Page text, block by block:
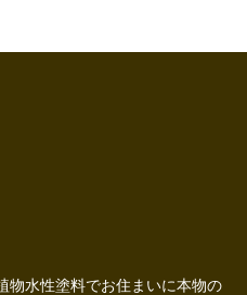
物水性塗料でお住まいに本物の